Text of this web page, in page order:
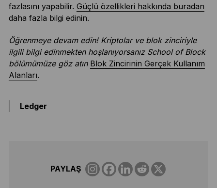
fazlasını yapabilir. Güçlü özellikleri hakkında buradan
daha fazla bilgi edinin.
Öğrenmeye devam edin! Kriptolar ve blok zinciriyle
ilgili bilgi edinmekten hoşlanıyorsanız School of Block
bölümümüze göz atın Blok Zincirinin Gerçek Kullanım
Alanları.
Ledger
PAYLAŞ